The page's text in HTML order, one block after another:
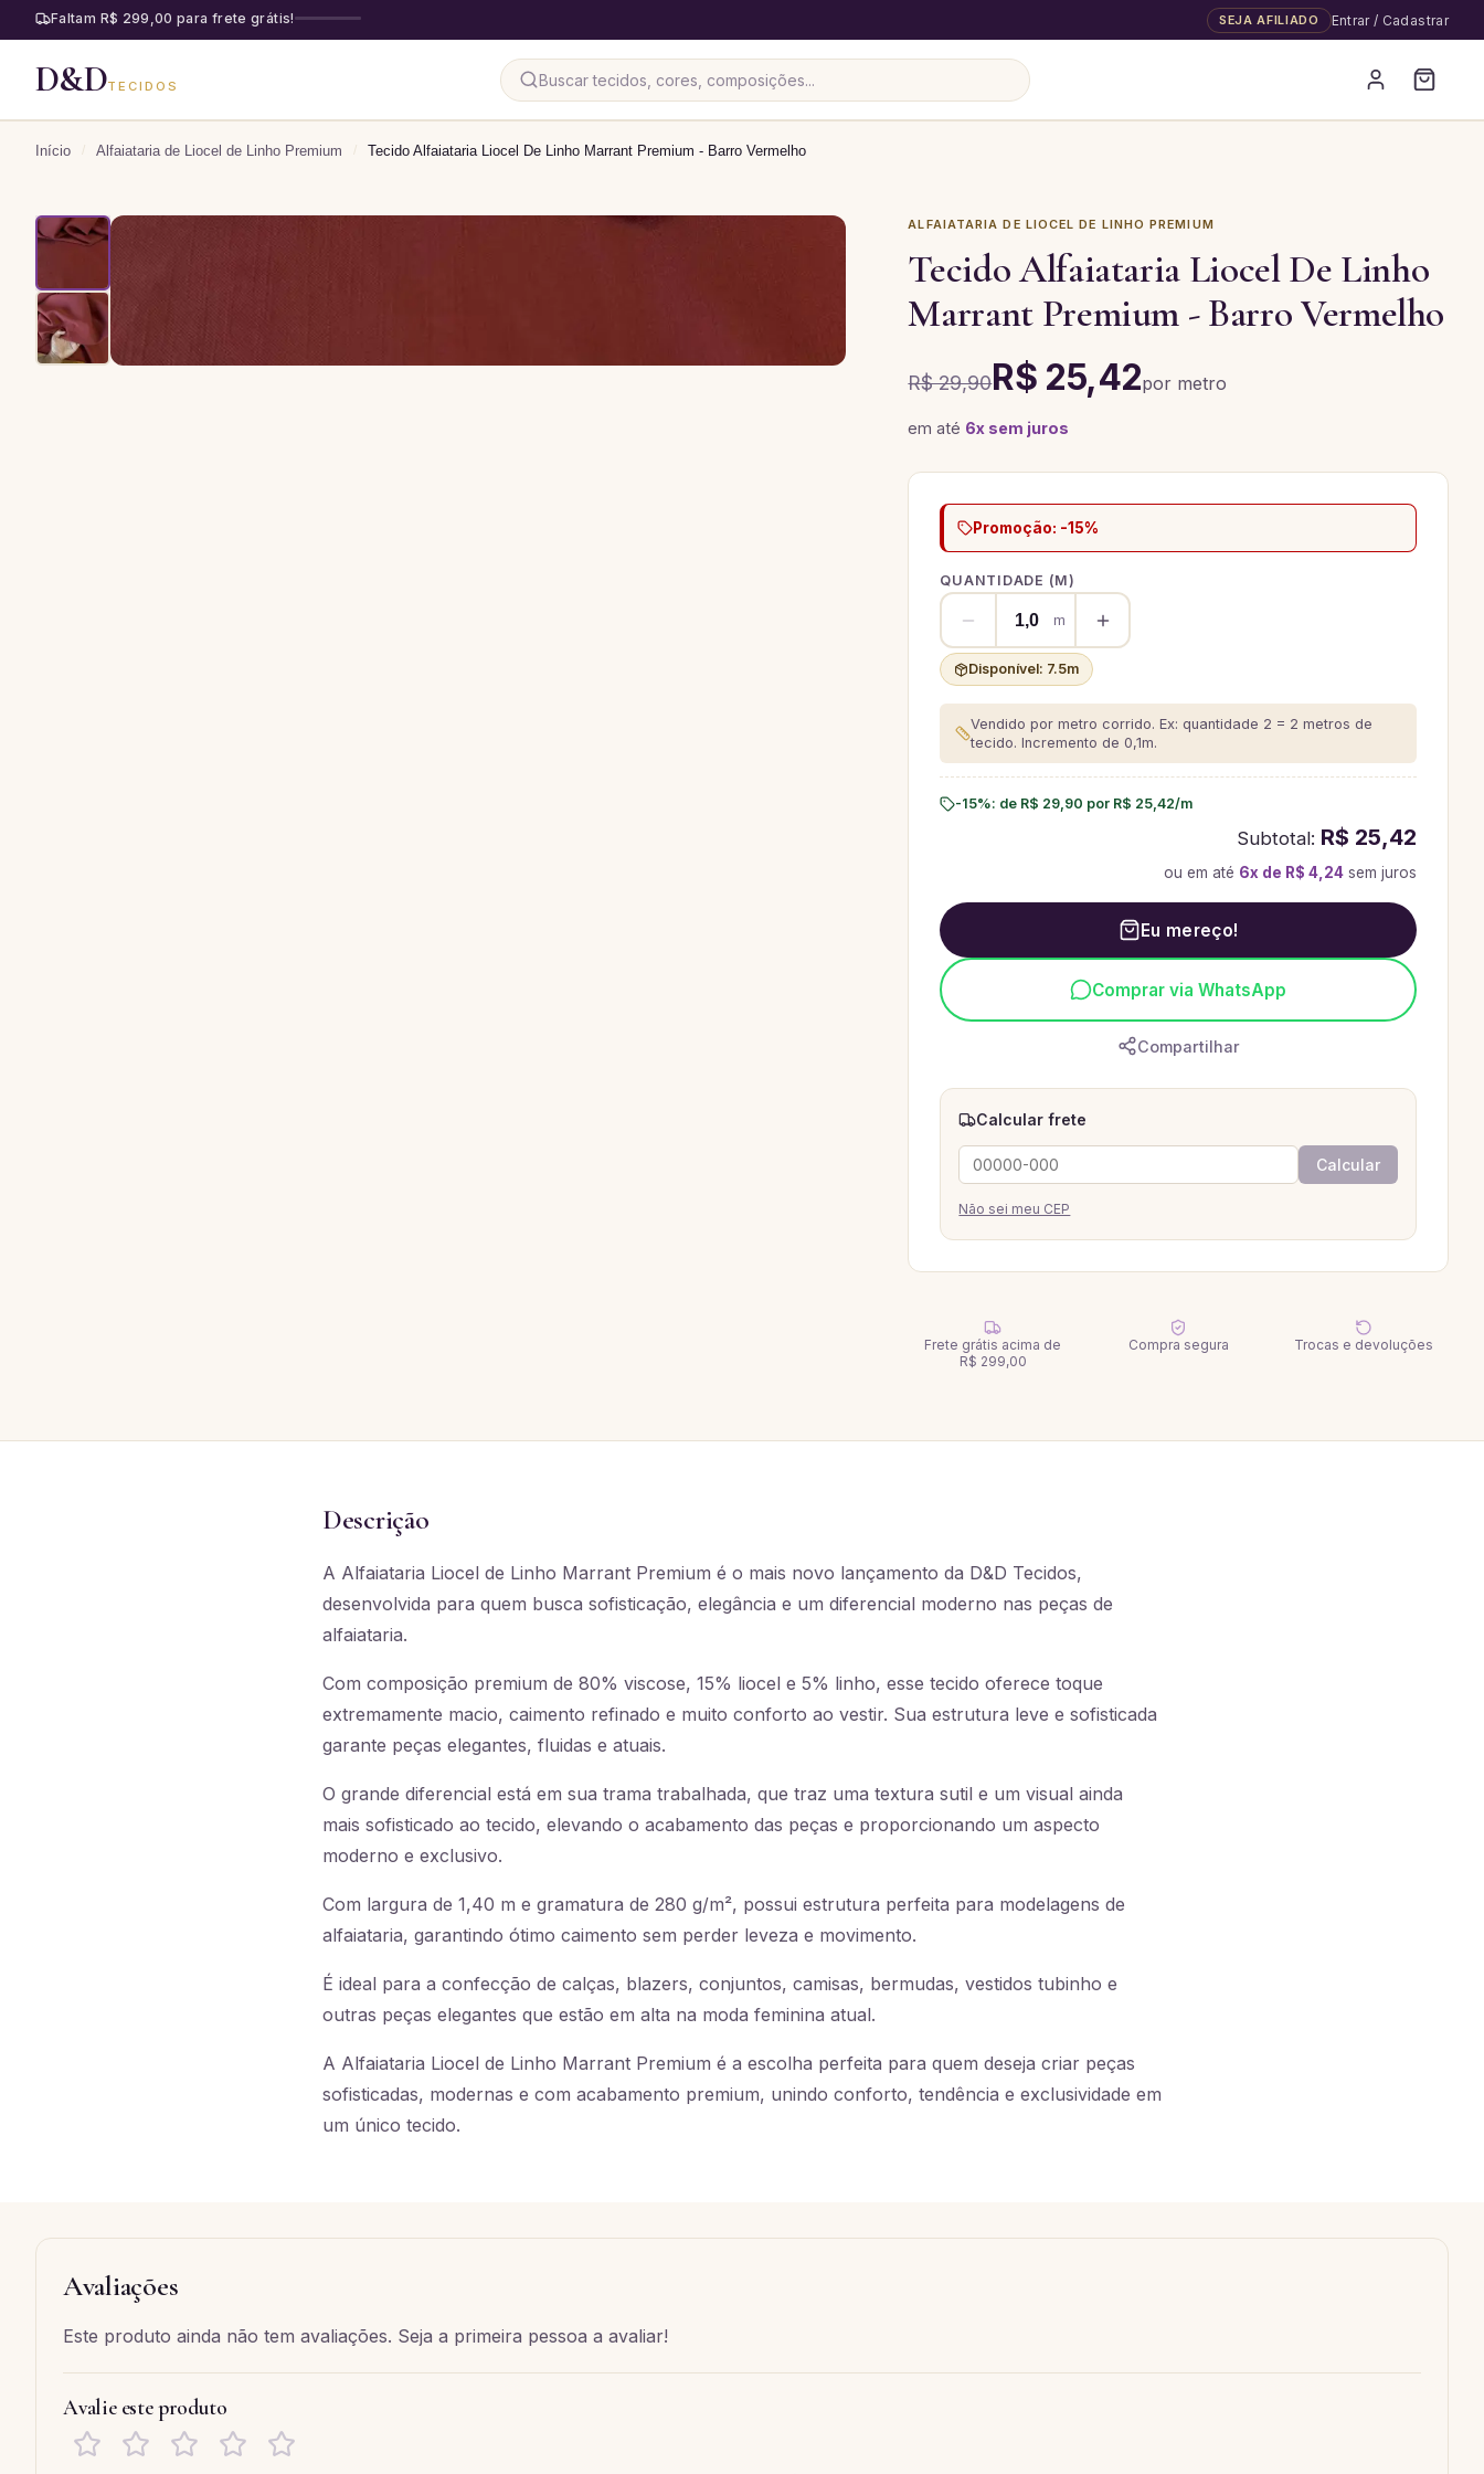
Faltam R$ 299,00 para frete grátis! SEJA AFILIADO Entrar / Cadastrar
D&DTECIDOS
Início / Alfaiataria de Liocel de Linho Premium / Tecido Alfaiataria Liocel De Linho Marrant Premium - Barro Vermelho
ALFAIATARIA DE LIOCEL DE LINHO PREMIUM
Tecido Alfaiataria Liocel De Linho
Marrant Premium - Barro Vermelho
R$ 29,90R$ 25,42por metro
em até 6x sem juros
Promoção: -15%
QUANTIDADE (M)
m
Disponível: 7.5m
Vendido por metro corrido. Ex: quantidade 2 = 2 metros de
tecido. Incremento de 0,1m.
-15%: de R$ 29,90 por R$ 25,42/m
Subtotal: R$ 25,42
ou em até 6x de R$ 4,24sem juros
Eu mereço!
Comprar via WhatsApp
Compartilhar
Calcular frete
Calcular
Não sei meu CEP
Frete grátis acima de
R$ 299,00
Compra segura Trocas e devoluções
Descrição
A Alfaiataria Liocel de Linho Marrant Premium é o mais novo lançamento da D&D Tecidos,
desenvolvida para quem busca sofisticação, elegância e um diferencial moderno nas peças de
alfaiataria.
Com composição premium de 80% viscose, 15% liocel e 5% linho, esse tecido oferece toque
extremamente macio, caimento refinado e muito conforto ao vestir. Sua estrutura leve e sofisticada
garante peças elegantes, fluidas e atuais.
O grande diferencial está em sua trama trabalhada, que traz uma textura sutil e um visual ainda
mais sofisticado ao tecido, elevando o acabamento das peças e proporcionando um aspecto
moderno e exclusivo.
Com largura de 1,40 m e gramatura de 280 g/m², possui estrutura perfeita para modelagens de
alfaiataria, garantindo ótimo caimento sem perder leveza e movimento.
É ideal para a confecção de calças, blazers, conjuntos, camisas, bermudas, vestidos tubinho e
outras peças elegantes que estão em alta na moda feminina atual.
A Alfaiataria Liocel de Linho Marrant Premium é a escolha perfeita para quem deseja criar peças
sofisticadas, modernas e com acabamento premium, unindo conforto, tendência e exclusividade em
um único tecido.
Avaliações
Este produto ainda não tem avaliações. Seja a primeira pessoa a avaliar!
Avalie este produto